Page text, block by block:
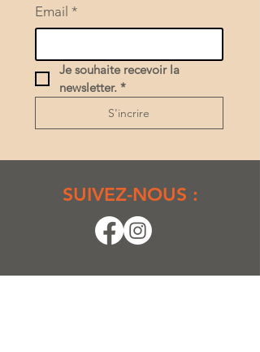
Email *
Je souhaite recevoir la
newsletter. *
S'incrire
SUIVEZ-NOUS :